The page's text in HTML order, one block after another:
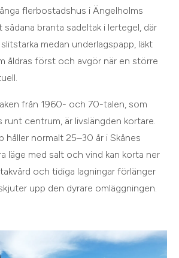
flerbostadshus i Ängelholms
sådana branta sadeltak i lertegel, där
medan underlagspapp, läkt
åldras först och avgör när en större
från 1960- och 70-talen, som
runt centrum, är livslängden kortare.
håller normalt 25–30 år i Skånes
läge med salt och vind kan korta ner
och tidiga lagningar förlänger
upp den dyrare omläggningen.